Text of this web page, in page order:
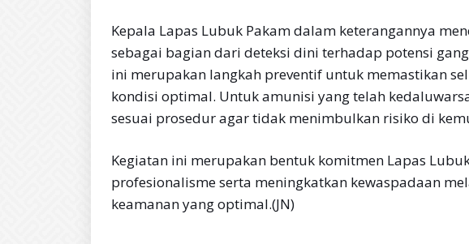
Kepala Lapas Lubuk Pakam dalam keterangannya
sebagai bagian dari deteksi dini terhadap potensi
ini merupakan langkah preventif untuk memastikan
kondisi optimal. Untuk amunisi yang telah
sesuai prosedur agar tidak menimbulkan risiko di
Kegiatan ini merupakan bentuk komitmen Lapas
profesionalisme serta meningkatkan kewaspadaan
keamanan yang optimal.(JN)